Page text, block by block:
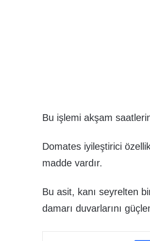
Bu işlemi akşam
Domates iyileştirici
madde vardır.
Bu asit, kanı seyrelten
damarı duvarlarını